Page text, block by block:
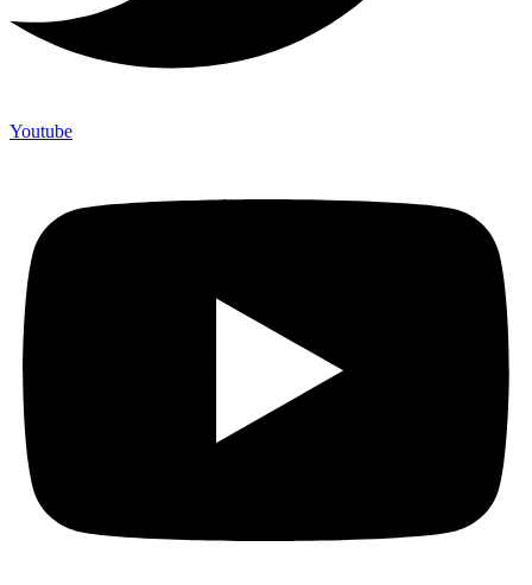
Youtube